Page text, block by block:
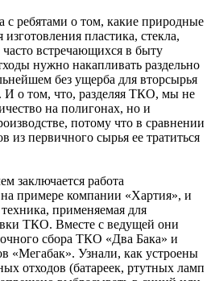
с ребятами о том, какие природные
пластика, стекла,
встречающихся в быту
нужно накапливать раздельно
без ущерба для вторсырья
И о том, что, разделяя ТКО, мы не
на полигонах, но и
потому что в сравнении
из первичного сырья ее тратиться
заключается работа
на примере компании «Хартия», и
применяемая для
ТКО. Вместе с ведущей они
сбора ТКО «Два Бака» и
«Мегабак». Узнали, как устроены
отходов (батареек, ртутных ламп